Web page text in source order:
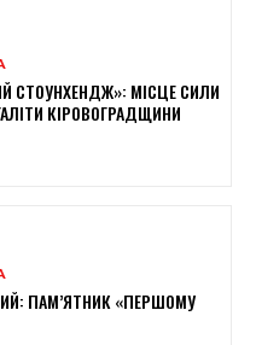
СТОУНХЕНДЖ»: МІСЦЕ СИЛИ
КІРОВОГРАДЩИНИ
ПАМ’ЯТНИК «ПЕРШОМУ